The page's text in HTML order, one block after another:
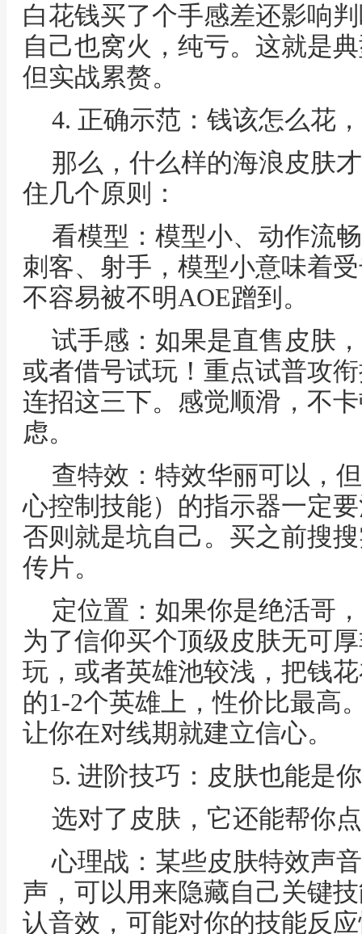
白花钱买了个手感差还影响
自己也窝火，纯亏。这就是
但实战累赘。
4. 正确示范：钱该怎么花
那么，什么样的海浪皮肤
住几个原则：
看模型：模型小、动作流
刺客、射手，模型小意味着
不容易被不明AOE蹭到。
试手感：如果是直售皮肤
或者借号试玩！重点试普攻
连招这三下。感觉顺滑，不
虑。
查特效：特效华丽可以，
心控制技能）的指示器一定
否则就是坑自己。买之前搜
传片。
定位置：如果你是绝活哥
为了信仰买个顶级皮肤无可
玩，或者英雄池较浅，把钱
的1-2个英雄上，性价比最高
让你在对线期就建立信心。
5. 进阶技巧：皮肤也能是
选对了皮肤，它还能帮你
心理战：某些皮肤特效声
声，可以用来隐藏自己关键
认音效，可能对你的技能反